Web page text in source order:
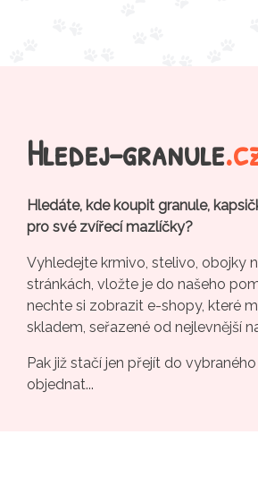
Hledej-granule
Hledáte, kde koupit granule,
pro své zvířecí mazlíčky?
Vyhledejte krmivo, stelivo, obojky
stránkách, vložte je do našeho
nechte si zobrazit e-shopy, které
skladem, seřazené od nejlevnější
Pak již stačí jen přejít do
objednat...